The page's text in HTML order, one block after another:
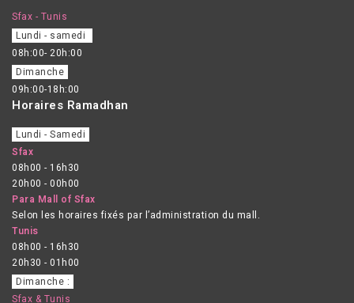
Sfax - Tunis
Lundi - samedi
08h:00- 20h:00
Dimanche
09h:00-18h:00
Horaires Ramadhan
Lundi - Samedi
Sfax
08h00 - 16h30
20h00 - 00h00
Para Mall of Sfax
Selon les horaires fixés par l’administration du mall.
Tunis
08h00 - 16h30
20h30 - 01h00
Dimanche :
Sfax & Tunis